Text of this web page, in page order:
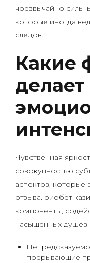
чрезвычайно
которые иногда
следов.
Какие
Чувственная
совокупностью
аспектов, которые
отзыва. риобет
компоненты,
насыщенных
прерывающие